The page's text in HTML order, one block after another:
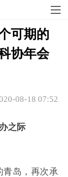
可期的
协年会
08-18 07:52
之际
青岛，再次承